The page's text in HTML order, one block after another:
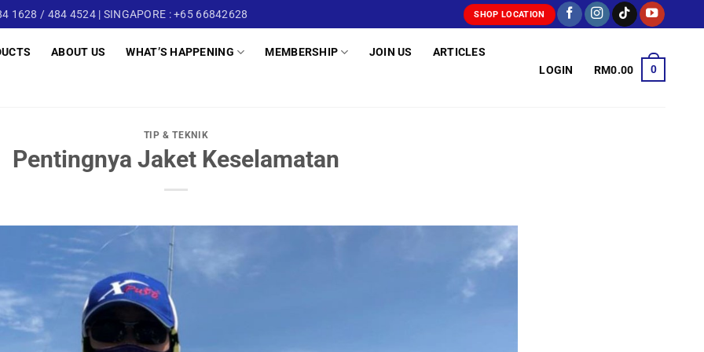
1628 / 484 4524 | SINGAPORE : +65 66842628 SHOP LOCATION
ABOUT US WHAT’S HAPPENING MEMBERSHIP JOIN US ARTICLES
LOGIN RM0.00 0
TIP & TEKNIK
Pentingnya Jaket Keselamatan